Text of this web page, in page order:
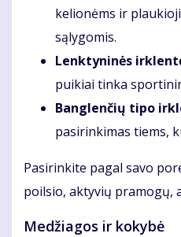
kelionėms ir
sąlygomis.
Lenktyninės
puikiai tinka
Banglenčių tipo
pasirinkimas tiems,
Pasirinkite pagal savo
poilsio, aktyvių pramogų,
Medžiagos ir kokybė